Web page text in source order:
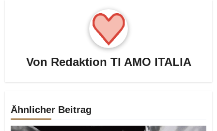
Von Redaktion TI AMO ITALIA
Ähnlicher Beitrag